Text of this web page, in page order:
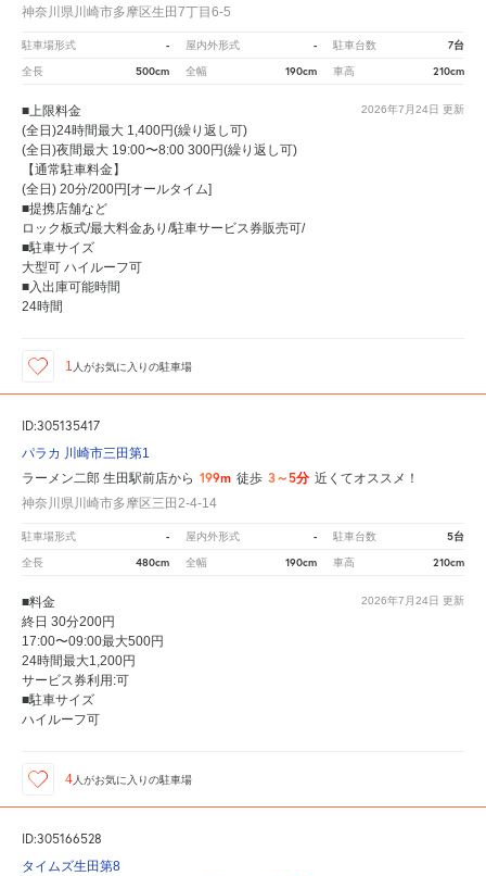
神奈川県川崎市多摩区生田7丁目6-5
駐車場形式 - 屋内外形式 - 駐車台数 7台
全長 500cm 全幅 190cm 車高 210cm
2026年7月24日 更新
■上限料金
(全日)24時間最大 1,400円(繰り返し可)
(全日)夜間最大 19:00〜8:00 300円(繰り返し可)
【通常駐車料金】
(全日) 20分/200円[オールタイム]
■提携店舗など
ロック板式/最大料金あり/駐車サービス券販売可/
■駐車サイズ
大型可 ハイルーフ可
■入出庫可能時間
24時間
1 人がお気に入りの駐車場
ID:305135417
パラカ 川崎市三田第1
ラーメン二郎 生田駅前店から 199m 徒歩 3～5分 近くてオススメ！
神奈川県川崎市多摩区三田2-4-14
駐車場形式 - 屋内外形式 - 駐車台数 5台
全長 480cm 全幅 190cm 車高 210cm
2026年7月24日 更新
■料金
終日 30分200円
17:00〜09:00最大500円
24時間最大1,200円
サービス券利用:可
■駐車サイズ
ハイルーフ可
4 人がお気に入りの駐車場
ID:305166528
タイムズ生田第8